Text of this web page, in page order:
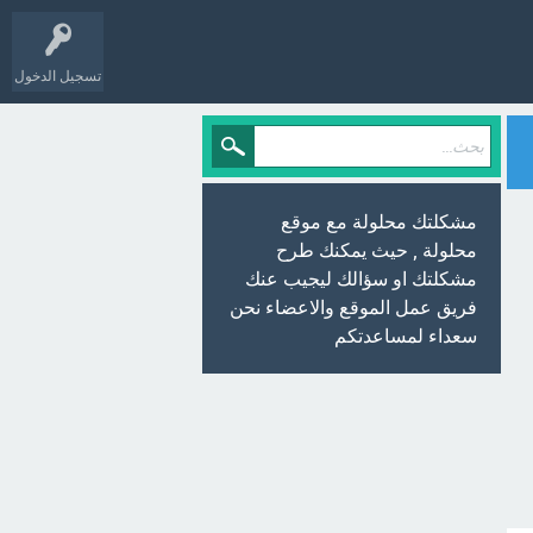
تسجيل الدخول
مشكلتك محلولة مع موقع
محلولة , حيث يمكنك طرح
مشكلتك او سؤالك ليجيب عنك
فريق عمل الموقع والاعضاء نحن
سعداء لمساعدتكم